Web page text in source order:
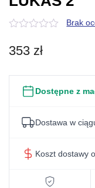
z
5
Brak
353 zł
Dostępne z
Dostawa w
Koszt dostawy